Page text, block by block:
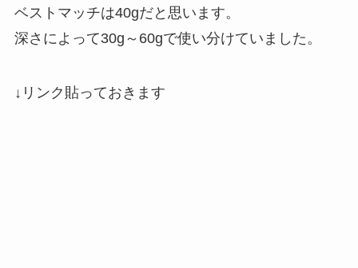
ベストマッチは40gだと思います。
深さによって30g～60gで使い分けていました。
↓リンク貼っておきます